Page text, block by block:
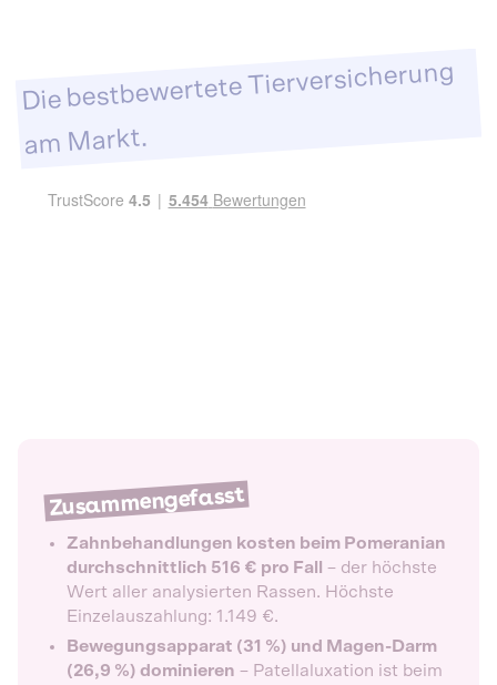
Die bestbewertete Tierversicherung
am Markt.
Zusammengefasst
Zahnbehandlungen kosten beim Pomeranian
durchschnittlich 516 € pro Fall
– der höchste
Wert aller analysierten Rassen. Höchste
Einzelauszahlung: 1.149 €.
Bewegungsapparat (31 %) und Magen-Darm
(26,9 %) dominieren – Patellaluxation ist beim